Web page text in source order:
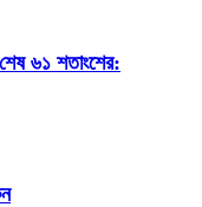
৬১ শতাংশের: